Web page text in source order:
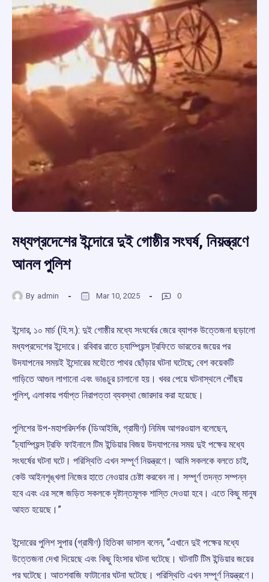
মধ্যপ্রদেশের ইন্দোরে দুই গোষ্ঠীর সংঘর্ষ, নিয়ন্ত্রণে
আনল পুলিশ
By admin Mar 10, 2025 0
ইন্দোর, ১০ মার্চ (হি.স.): দুই গোষ্ঠীর মধ্যে সংঘর্ষের জেরে ব্যাপক উত্তেজনা ছড়ালো
মধ্যপ্রদেশের ইন্দোরে। রবিবার রাতে চ্যাম্পিয়ন্স ট্রফিতে ভারতের জয়ের পর
উদযাপনের সময়ই ইন্দোরের মহৌতে পাথর ছোঁড়ার ঘটনা ঘটেছে; বেশ কয়েকটি
গাড়িতে আগুন লাগানো এবং ভাঙচুর চালানো হয়। খবর পেয়ে ঘটনাস্থলে পৌঁছয়
পুলিশ, এলাকায় পর্যাপ্ত নিরাপত্তা ব্যবস্থা জোরদার করা হয়েছে।
পুলিশের উপ-মহাপরিদর্শক (ডিআইজি, গ্রামীণ) নিমিষ আগরওয়াল বলেছেন,
“চ্যাম্পিয়ন্স ট্রফি ফাইনালে টিম ইন্ডিয়ার বিজয় উদযাপনের সময় দুই পক্ষের মধ্যে
সংঘর্ষের ঘটনা ঘটে। পরিস্থিতি এখন সম্পূর্ণ নিয়ন্ত্রণে। আমি সকলকে বলতে চাই,
কেউ আইনশৃঙ্খলা নিজের হাতে নেওয়ার চেষ্টা করবেন না। সম্পূর্ণ তদন্ত সম্পন্ন
হবে এবং এর সঙ্গে জড়িত সকলকে দৃষ্টান্তমূলক শাস্তি দেওয়া হবে। এতে কিছু মানুষ
আহত হয়েছে।”
ইন্দোরের পুলিশ সুপার (গ্রামীণ) হিতিকা ভাসাল বলেন, “এখানে দুই পক্ষের মধ্যে
উত্তেজনা দেখা দিয়েছে এবং কিছু হিংসার ঘটনা ঘটেছে। ঘটনাটি টিম ইন্ডিয়ার জয়ের
পর ঘটেছে। আতশবাজি ফাটানোর ঘটনা ঘটেছে। পরিস্থিতি এখন সম্পূর্ণ নিয়ন্ত্রণে।